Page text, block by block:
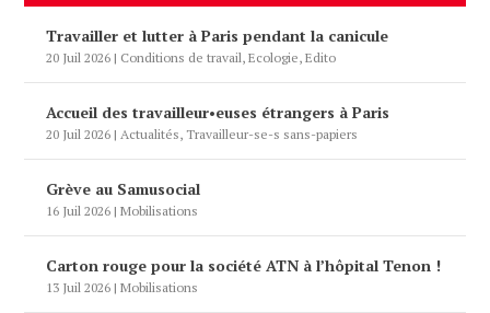
Travailler et lutter à Paris pendant la canicule
20 Juil 2026 | Conditions de travail,Ecologie,Edito
Accueil des travailleur•euses étrangers à Paris
20 Juil 2026 |Actualités, Travailleur-se-s sans-papiers
Grève au Samusocial
16 Juil 2026 |Mobilisations
Carton rouge pour la société ATN à l’hôpital Tenon !
13 Juil 2026 |Mobilisations